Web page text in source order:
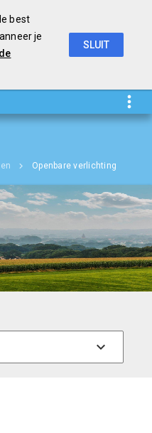
Openbare verlichting
best
je
de
SLUIT